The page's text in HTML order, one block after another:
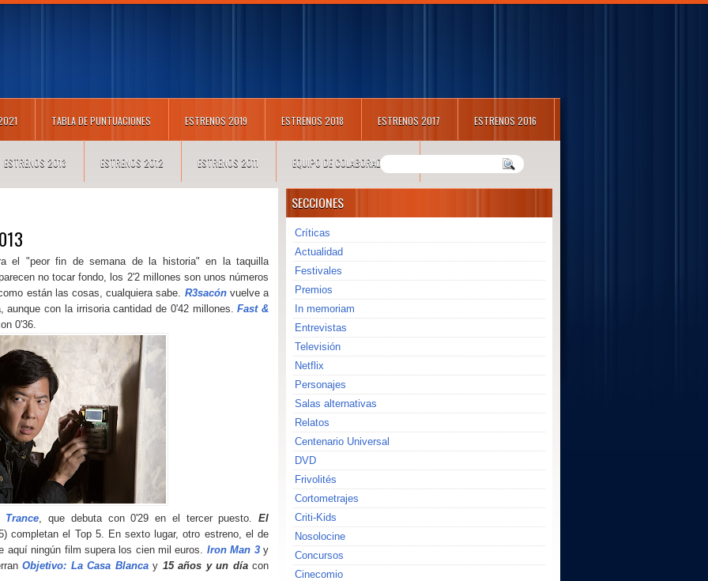
TABLA DE PUNTUACIONES ESTRENOS 2019 ESTRENOS 2018 ESTRENOS 2017 ESTRENOS 2016
ESTRENOS 2013 ESTRENOS 2012 ESTRENOS 2011 EQUIPO DE COLABORADORES
el "peor fin de semana de la historia" en la taquilla
no tocar fondo, los 2'2 millones son unos números
están las cosas, cualquiera sabe. R3sacónvuelve a
aunque con la irrisoria cantidad de 0'42 millones.Fast &
0'36.
Trance , que debuta con 0'29 en el tercer puesto.El
completan el Top 5. En sexto lugar, otro estreno, el de
aquí ningún film supera los cien mil euros. Iron Man 3y
Objetivo: La Casa Blancay 15 años y un día con
SECCIONES
Críticas
Actualidad
Festivales
Premios
In memoriam
Entrevistas
Televisión
Netflix
Personajes
Salas alternativas
Relatos
Centenario Universal
DVD
Frivolités
Cortometrajes
Criti-Kids
Nosolocine
Concursos
Cinecomio